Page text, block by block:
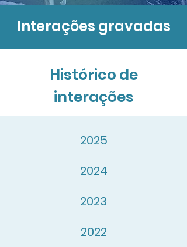
Interações gravadas
Histórico de
interações
2025
2024
2023
2022